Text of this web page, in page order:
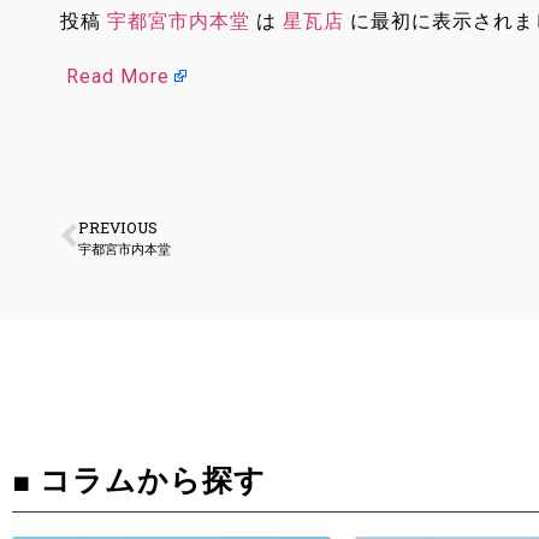
投稿 宇都宮市内本堂 は 星瓦店 に最初に表示され
Read More
PREVIOUS
宇都宮市内本堂
■ コラムから探す